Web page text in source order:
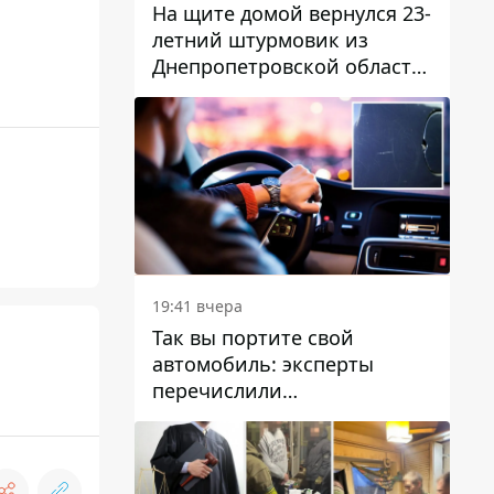
На щите домой вернулся 23-
летний штурмовик из
Днепропетровской области
Богдан Бескровный
19:41 вчера
Так вы портите свой
автомобиль: эксперты
перечислили
распространенные
привычки водителей,
которые на самом деле